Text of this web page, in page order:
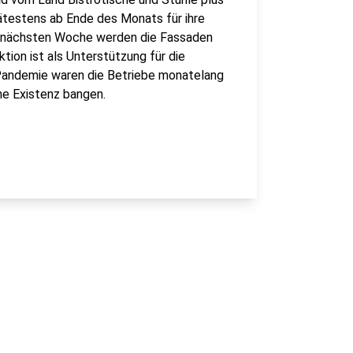
ab Ende des Monats für ihre
Woche werden die Fassaden
ist als Unterstützung für die
waren die Betriebe monatelang
Existenz bangen.